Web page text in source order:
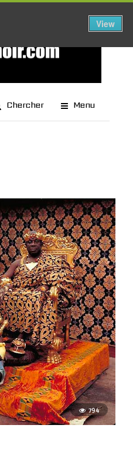
Chercher Menu
794
View